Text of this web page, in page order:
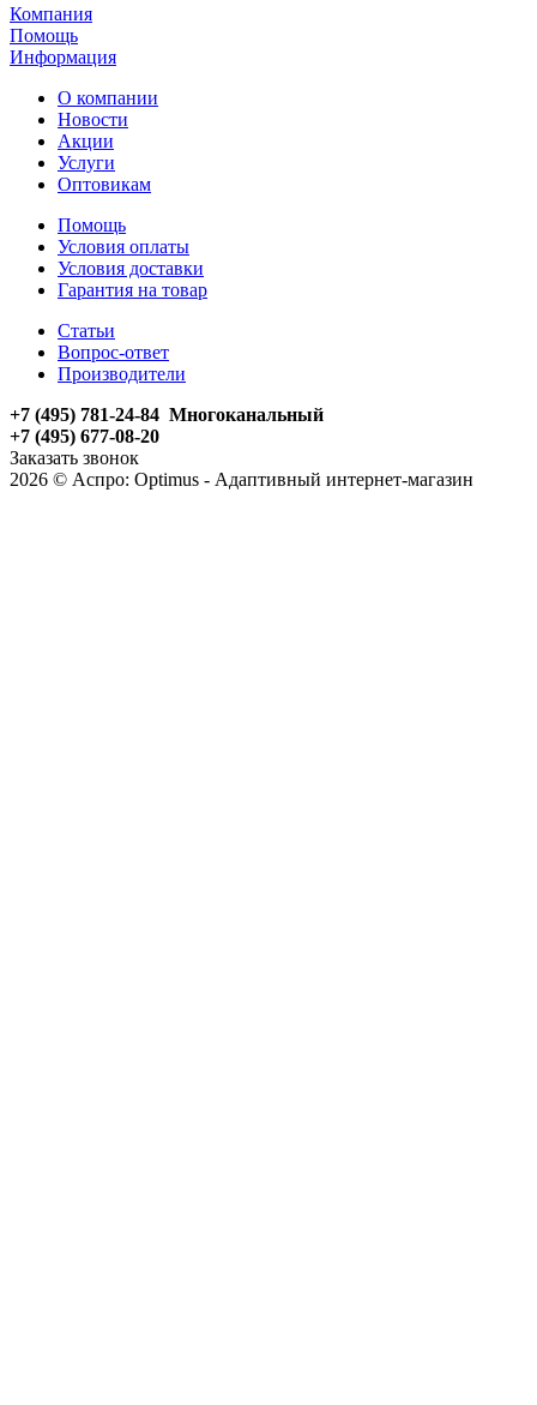
Компания
Помощь
Информация
О компании
Новости
Акции
Услуги
Оптовикам
Помощь
Условия оплаты
Условия доставки
Гарантия на товар
Статьи
Вопрос-ответ
Производители
+7 (495) 781-24-84 Многоканальный
+7 (495) 677-08-20
Заказать звонок
2026 © Аспро: Optimus - Адаптивный интернет-магазин